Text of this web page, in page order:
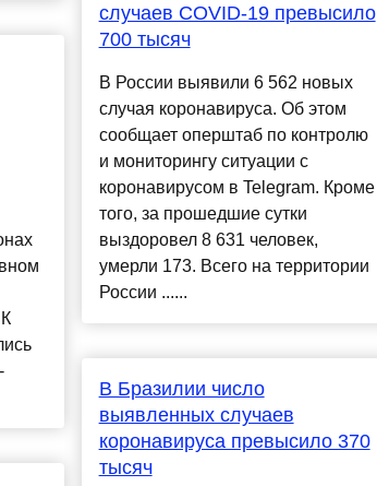
случаев СOVID-19 превысило
700 тысяч
В России выявили 6 562 новых
случая коронавируса. Об этом
сообщает оперштаб по контролю
и мониторингу ситуации с
коронавирусом в Telegram. Кроме
того, за прошедшие сутки
выздоровел 8 631 человек,
умерли 173. Всего на территории
России ......
В Бразилии число
выявленных случаев
коронавируса превысило 370
тысяч